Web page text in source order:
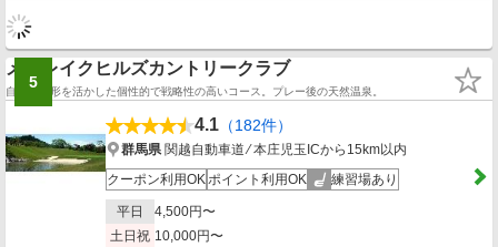
5
メイレイクヒルズカントリークラブ
自然の地形を活かした個性的で戦略性の高いコース。プレー後の天然温泉。
4.1 （182件）
群馬県関越自動車道 ⁄ 本庄児玉ICから15km以内
クーポン利用OKポイント利用OK 練習場あり
平日
4,500円〜
土日祝 10,000円〜